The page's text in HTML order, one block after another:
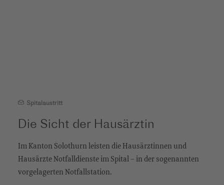
Spitalaustritt
Die Sicht der Hausärztin
Im Kanton Solothurn leisten die Hausärztinnen und
Hausärzte Notfalldienste im Spital – in der sogenannten
vorgelagerten Notfallstation.